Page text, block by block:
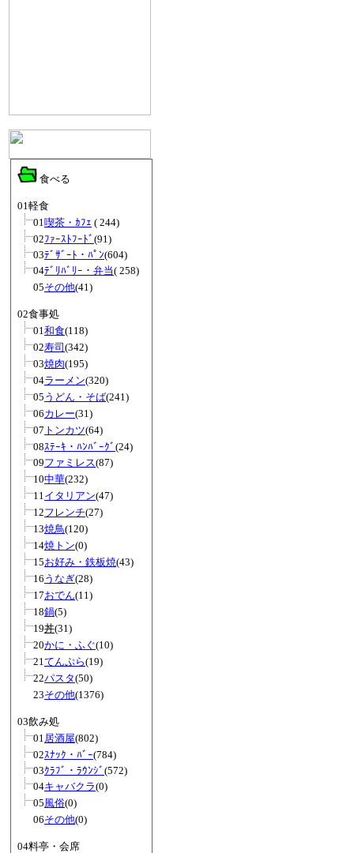
食べる
01軽食
01喫茶・ｶﾌｪ ( 244)
02ﾌｧｰｽﾄﾌｰﾄﾞ (91)
03ﾃﾞｻﾞｰﾄ・ﾊﾟﾝ(604)
04ﾃﾞﾘﾊﾞﾘｰ・弁当( 258)
05その他(41)
02食事処
01和食(118)
02寿司 (342)
03焼肉(195)
04ラーメン(320)
05 うどん・そば(241)
06カレー(31)
07 トンカツ(64)
08ｽﾃｰｷ・ﾊﾝﾊﾞｰｸﾞ (24)
09ファミレス(87)
10中華(232)
11イタリアン(47)
12フレンチ(27)
13焼鳥(120)
14焼トン(0)
15お好み・鉄板焼(43)
16 うなぎ(28)
17おでん(11)
18鍋(5)
19丼(31)
20かに・ふぐ(10)
21てんぷら(19)
22パスタ(50)
23その他(1376)
03飲み処
01居酒屋(802)
02ｽﾅｯｸ・ﾊﾞｰ(784)
03ｸﾗﾌﾞ・ﾗｳﾝｼﾞ (572)
04キャバクラ(0)
05風俗(0)
06その他(0)
04料亭・会席